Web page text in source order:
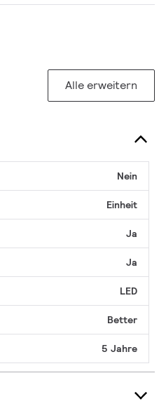
Alle erweitern
Nein
Einheit
Ja
Ja
LED
Better
5 Jahre